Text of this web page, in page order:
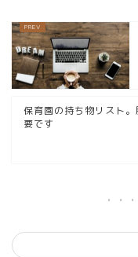
保育園の持ち物リスト
要です